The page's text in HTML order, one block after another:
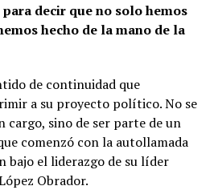
para decir que no solo hemos
hecho de la mano de la
de continuidad que
a su proyecto político. No se
cargo, sino de ser parte de un
comenzó con la autollamada
bajo el liderazgo de su líder
Obrador.